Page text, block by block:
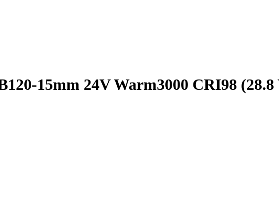
15mm 24V Warm3000 CRI98